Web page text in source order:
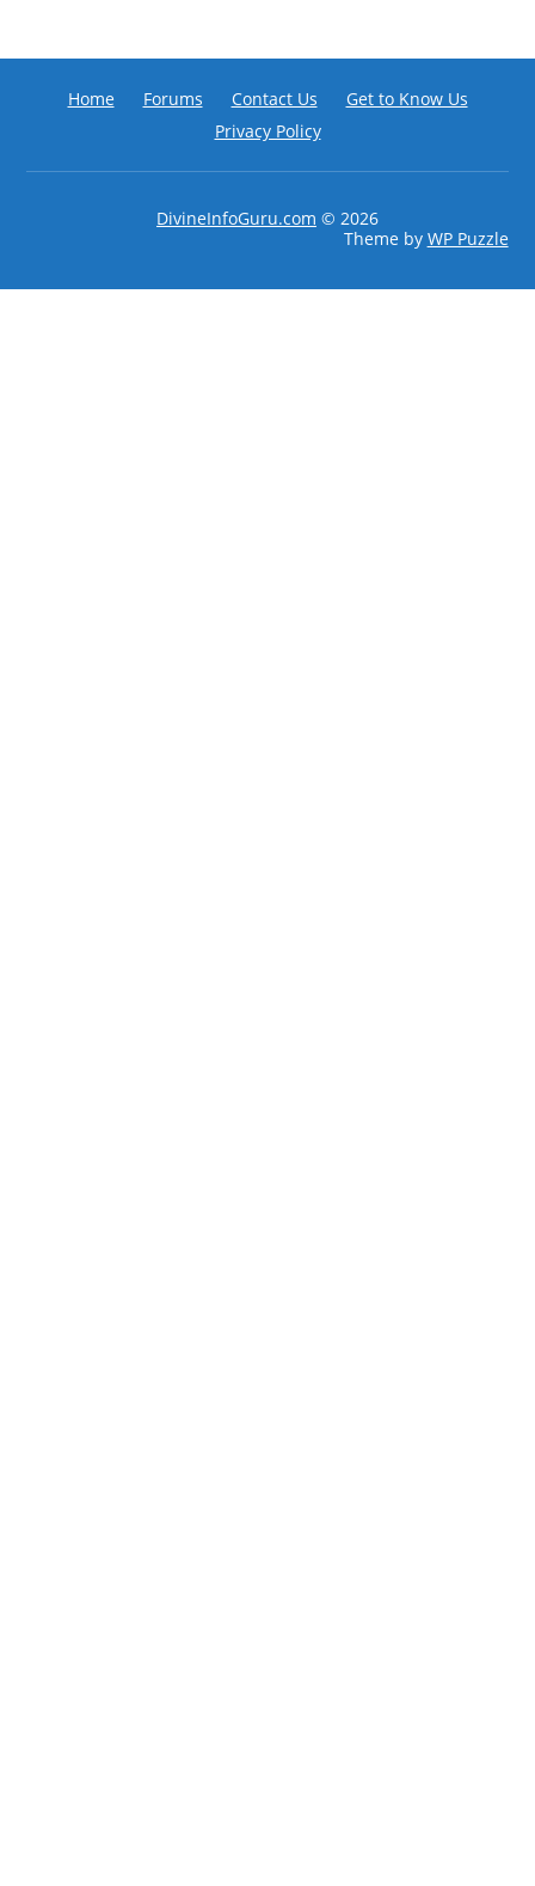
Home Forums Contact Us
Get to Know Us
Privacy Policy
DivineInfoGuru.com © 2026
Theme by WP Puzzle